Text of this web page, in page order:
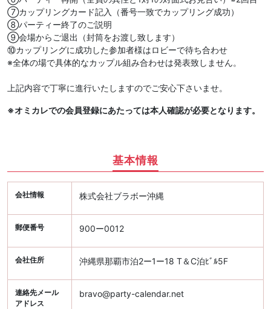
⑦カップリングカード記入（番号一致でカップリング成功）
⑧パーティー終了のご説明
⑨会場からご退出（封筒をお渡し致します）
⑩カップリングに成功した参加者様はロビーで待ち合わせ
※全体の場で具体的なカップル組み合わせは発表致しません。
上記内容で丁寧に進行いたしますのでご安心下さいませ。
※オミカレでの会員登録にあたっては本人確認が必要となります。
基本情報
会社情報 株式会社ブラボー沖縄
郵便番号 900ー0012
会社住所 沖縄県那覇市泊2ー1ー18 T＆C泊ﾋﾞﾙ5F
連絡先メール
アドレス
bravo@party-calendar.net